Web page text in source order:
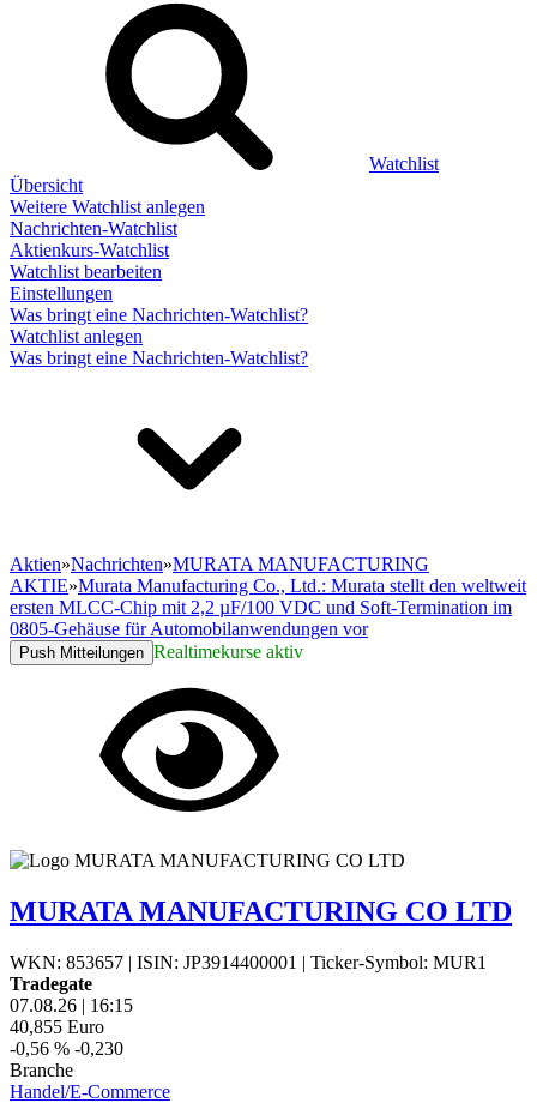
Watchlist
Übersicht
Weitere Watchlist anlegen
Nachrichten-Watchlist
Aktienkurs-Watchlist
Watchlist bearbeiten
Einstellungen
Was bringt eine Nachrichten-Watchlist?
Watchlist anlegen
Was bringt eine Nachrichten-Watchlist?
Aktien»Nachrichten»MURATA MANUFACTURING
AKTIE»Murata Manufacturing Co., Ltd.: Murata stellt den weltweit
ersten MLCC-Chip mit 2,2 µF/100 VDC und Soft-Termination im
0805-Gehäuse für Automobilanwendungen vor
Push Mitteilungen Realtimekurse aktiv
MURATA MANUFACTURING CO LTD
WKN: 853657 | ISIN: JP3914400001 | Ticker-Symbol: MUR1
Tradegate
07.08.26 | 16:15
40,855 Euro
-0,56 % -0,230
Branche
Handel/E-Commerce